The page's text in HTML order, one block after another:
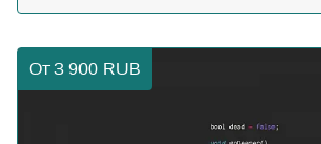
От 3 900 RUB